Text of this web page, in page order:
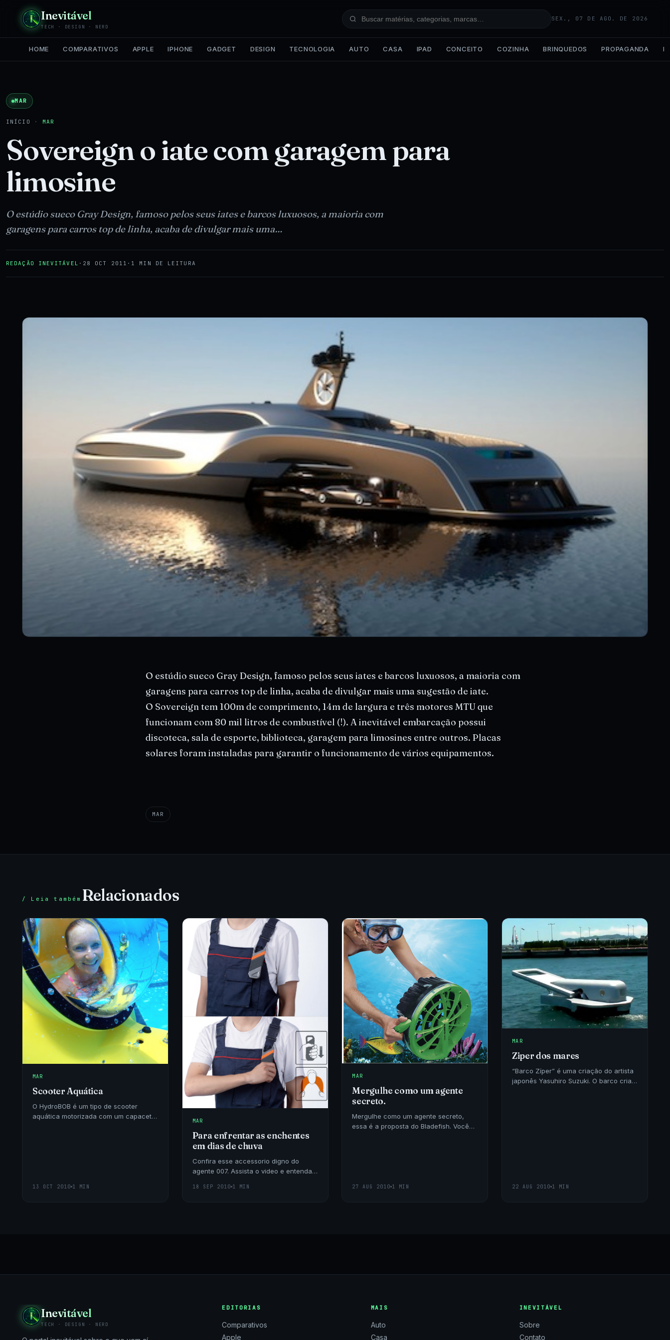
Inevitável
TECH · DESIGN · NERD
SEX., 07 DE AGO. DE 2026
HOME COMPARATIVOS APPLE IPHONE GADGET DESIGN TECNOLOGIA AUTO CASA IPAD CONCEITO COZINHA BRINQUEDOS PROPAGANDA IA
MAR
INÍCIO · MAR
Sovereign o iate com garagem para
limosine
O estúdio sueco Gray Design, famoso pelos seus iates e barcos luxuosos, a maioria com
garagens para carros top de linha, acaba de divulgar mais uma…
REDAÇÃO INEVITÁVEL · 28 OCT 2011 · 1 MIN DE LEITURA
O estúdio sueco Gray Design, famoso pelos seus iates e barcos luxuosos, a maioria com
garagens para carros top de linha, acaba de divulgar mais uma sugestão de iate.
O Sovereign tem 100m de comprimento, 14m de largura e três motores MTU que
funcionam com 80 mil litros de combustível (!). A inevitável embarcação possui
discoteca, sala de esporte, biblioteca, garagem para limosines entre outros. Placas
solares foram instaladas para garantir o funcionamento de vários equipamentos.
MAR
/ Leia também Relacionados
MAR
Scooter Aquática
O HydroBOB é um tipo de scooter
aquática motorizada com um capacete
13 OCT 2010 1 MIN
MAR
Para enfrentar as enchentes
em dias de chuva
Confira esse accessorio digno do
agente 007. Assista o video e entenda
inevitável invento.
18 SEP 2010 1 MIN
MAR
Mergulhe como um agente
secreto.
Mergulhe como um agente secreto,
essa é a proposta do Bladefish. Você
27 AUG 2010 1 MIN
MAR
Ziper dos mares
“Barco Zíper” é uma criação do artista
japonês Yasuhiro Suzuki. O barco cria
22 AUG 2010 1 MIN
Inevitável
TECH · DESIGN · NERD
EDITORIAS
Comparativos
Apple
MAIS
Auto
Casa
INEVITÁVEL
Sobre
Contato